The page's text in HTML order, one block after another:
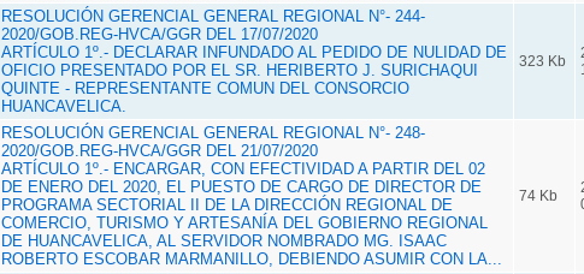
RESOLUCIÓN GERENCIAL GENERAL REGIONAL N°- 244-
2020/GOB.REG-HVCA/GGR DEL 17/07/2020
ARTÍCULO 1º.- DECLARAR INFUNDADO AL PEDIDO DE NULIDAD DE
OFICIO PRESENTADO POR EL SR. HERIBERTO J. SURICHAQUI
QUINTE - REPRESENTANTE COMUN DEL CONSORCIO
HUANCAVELICA.
323 Kb
RESOLUCIÓN GERENCIAL GENERAL REGIONAL N°- 248-
2020/GOB.REG-HVCA/GGR DEL 21/07/2020
ARTÍCULO 1º.- ENCARGAR, CON EFECTIVIDAD A PARTIR DEL 02
DE ENERO DEL 2020, EL PUESTO DE CARGO DE DIRECTOR DE
PROGRAMA SECTORIAL II DE LA DIRECCIÓN REGIONAL DE
COMERCIO, TURISMO Y ARTESANÍA DEL GOBIERNO REGIONAL
DE HUANCAVELICA, AL SERVIDOR NOMBRADO MG. ISAAC
ROBERTO ESCOBAR MARMANILLO, DEBIENDO ASUMIR CON LA...
74 Kb